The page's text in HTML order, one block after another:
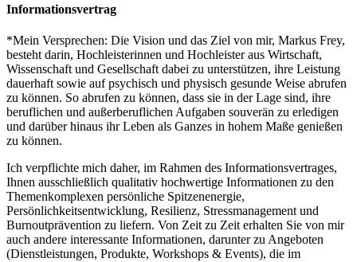
Informationsvertrag
*Mein Versprechen: Die Vision und das Ziel von mir, Markus Frey,
besteht darin, Hochleisterinnen und Hochleister aus Wirtschaft,
Wissenschaft und Gesellschaft dabei zu unterstützen, ihre Leistung
dauerhaft sowie auf psychisch und physisch gesunde Weise abrufen
zu können. So abrufen zu können, dass sie in der Lage sind, ihre
beruflichen und außerberuflichen Aufgaben souverän zu erledigen
und darüber hinaus ihr Leben als Ganzes in hohem Maße genießen
zu können.
Ich verpflichte mich daher, im Rahmen des Informationsvertrages,
Ihnen ausschließlich qualitativ hochwertige Informationen zu den
Themenkomplexen persönliche Spitzenenergie,
Persönlichkeitsentwicklung, Resilienz, Stressmanagement und
Burnoutprävention zu liefern. Von Zeit zu Zeit erhalten Sie von mir
auch andere interessante Informationen, darunter zu Angeboten
(Dienstleistungen, Produkte, Workshops & Events), die im